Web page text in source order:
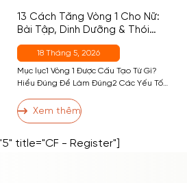
Theo Khẩu Phần5 5. Ăn Bánh Bò […]
13 Cách Tăng Vòng 1 Cho Nữ:
Bài Tập, Dinh Dưỡng & Thói
Quen Hiệu Quả Nhất
18 Tháng 5, 2026
Mục lục1 Vòng 1 Được Cấu Tạo Từ Gì?
Hiểu Đúng Để Làm Đúng2 Các Yếu Tố
Cách Tăng Vòng 1 Hiệu Quả3.1 Nhóm 1:
Bài Tập Phát Triển Cơ Ngực3.2 Nhóm 2:
Nhóm 3: Thói Quen và Kỹ Thuật […]
Xem thêm
title="CF - Register"]